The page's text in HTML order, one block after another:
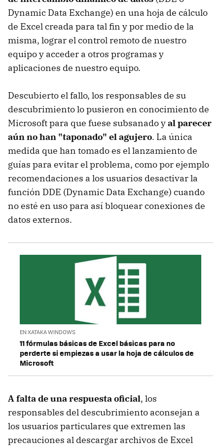
Dynamic Data Exchange) en una hoja de cálculo
de Excel creada para tal fin y por medio de la
misma, lograr el control remoto de nuestro
equipo y acceder a otros programas y
aplicaciones de nuestro equipo.
Descubierto el fallo, los responsables de su
descubrimiento lo pusieron en conocimiento de
Microsoft para que fuese subsanado yal parecer
aún no han "taponado" el agujero. La única
medida que han tomado es el lanzamiento de
guías para evitar el problema, como por ejemplo
recomendaciones a los usuarios desactivar la
función DDE (Dynamic Data Exchange) cuando
no esté en uso para así bloquear conexiones de
datos externos.
EN XATAKA WINDOWS
11 fórmulas básicas de Excel básicas para no
perderte si empiezas a usar la hoja de cálculos de
Microsoft
A falta de una respuesta oficial, los
responsables del descubrimiento aconsejan a
los usuarios particulares que extremen las
precauciones al descargar archivos de Excel